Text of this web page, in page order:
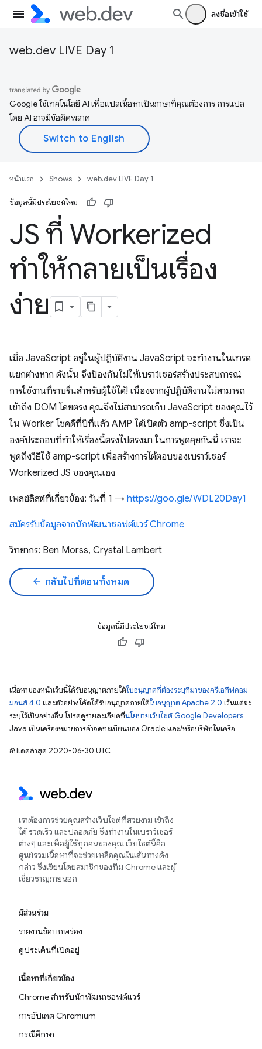
ลงชื่อเข้าใช้
web.dev LIVE Day 1
Google ใช้เทคโนโลยี AI เพื่อแปลเนื้อหาเป็นภาษาที่คุณต้องการ การแปล
โดย AI อาจมีข้อผิดพลาด
หน้าแรก Shows web.dev LIVE Day 1
ข้อมูลนี้มีประโยชน์ไหม
JS ที่ Workerized
ทำให้กลายเป็นเรื่อง
ง่าย
เมื่อ JavaScript อยู่ในผู้ปฏิบัติงาน JavaScript จะทำงานในเทรด
แยกต่างหาก ดังนั้น จึงป้องกันไม่ให้เบราว์เซอร์สร้างประสบการณ์
การใช้งานที่ราบรื่นสำหรับผู้ใช้ได้! เนื่องจากผู้ปฏิบัติงานไม่สามารถ
เข้าถึง DOM โดยตรง คุณจึงไม่สามารถเก็บ JavaScript ของคุณไว้
ใน Worker โชคดีที่ปีที่แล้ว AMP ได้เปิดตัว amp-script ซึ่งเป็น
องค์ประกอบที่ทำให้เรื่องนี้ตรงไปตรงมา ในการพูดคุยกันนี้ เราจะ
พูดถึงวิธีใช้ amp-script เพื่อสร้างการโต้ตอบของเบราว์เซอร์
Workerized JS ของคุณเอง
เพลย์ลิสต์ที่เกี่ยวข้อง: วันที่ 1 → https://goo.gle/WDL20Day1
สมัครรับข้อมูลจากนักพัฒนาซอฟต์แวร์ Chrome
วิทยากร: Ben Morss, Crystal Lambert
arrow_back กลับไปที่ตอนทั้งหมด
ข้อมูลนี้มีประโยชน์ไหม
เนื้อหาของหน้าเว็บนี้ได้รับอนุญาตภายใต้ใบอนุญาตที่ต้องระบุที่มาของครีเอทีฟคอม
มอนส์ 4.0 และตัวอย่างโค้ดได้รับอนุญาตภายใต้ใบอนุญาต Apache 2.0 เว้นแต่จะ
ระบุไว้เป็นอย่างอื่น โปรดดูรายละเอียดที่นโยบายเว็บไซต์ Google Developers
Java เป็นเครื่องหมายการค้าจดทะเบียนของ Oracle และ/หรือบริษัทในเครือ
อัปเดตล่าสุด 2020-06-30 UTC
เราต้องการช่วยคุณสร้างเว็บไซต์ที่สวยงาม เข้าถึง
ได้ รวดเร็ว และปลอดภัย ซึ่งทำงานในเบราว์เซอร์
ต่างๆ และเพื่อผู้ใช้ทุกคนของคุณ เว็บไซต์นี้คือ
ศูนย์รวมเนื้อหาที่จะช่วยเหลือคุณในเส้นทางดัง
กล่าว ซึ่งเขียนโดยสมาชิกของทีม Chrome และผู้
เชี่ยวชาญภายนอก
มีส่วนร่วม
รายงานข้อบกพร่อง
ดูประเด็นที่เปิดอยู่
เนื้อหาที่เกี่ยวข้อง
Chrome สำหรับนักพัฒนาซอฟต์แวร์
การอัปเดต Chromium
กรณีศึกษา